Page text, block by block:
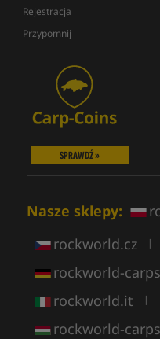
Rejestracja
Przypomnij
SPRAWDŹ »
Nasze sklepy:
rockworld.cz |
rockworld-
rockworld.it |
rockworld-